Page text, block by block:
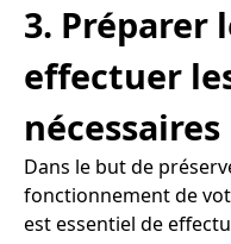
3. Préparer
effectuer
nécessaires
Dans le but de
fonctionnement de
est essentiel de